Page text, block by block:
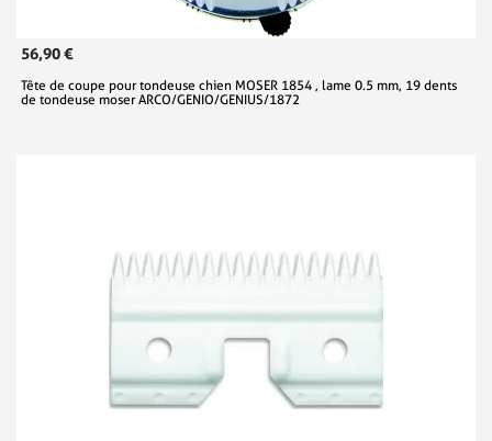
56,90 €
Tête de coupe pour tondeuse chien MOSER 1854 , lame 0.5 mm, 19 dents
de tondeuse moser ARCO/GENIO/GENIUS/1872